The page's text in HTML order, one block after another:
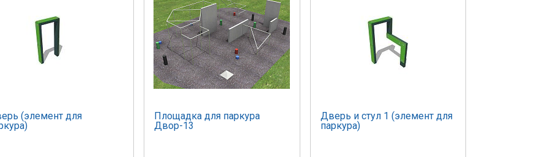
(элемент для
Площадка для паркура
Двор-13
Дверь и стул 1 (элемент для
паркура)